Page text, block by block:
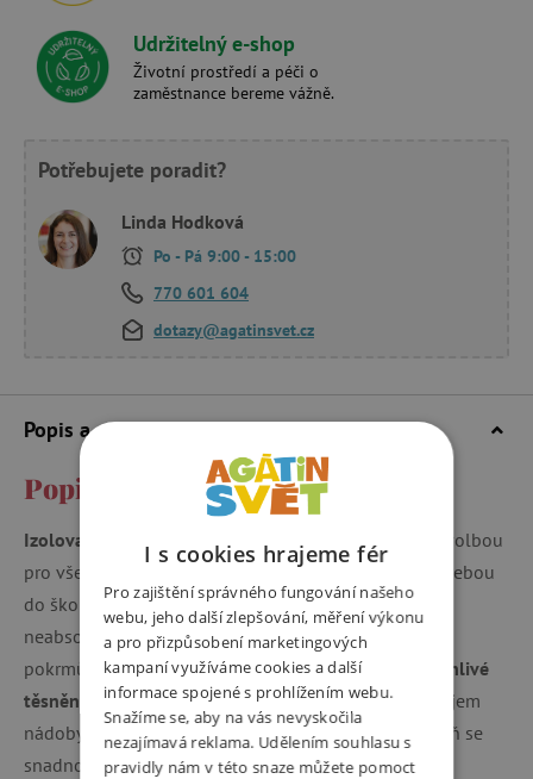
Udržitelný e-shop
Životní prostředí a péči o
zaměstnance bereme vážně.
Potřebujete poradit?
Linda Hodková
Po - Pá 9:00 - 15:00
770 601 604
dotazy@agatinsvet.cz
Popis a parametry
Popis a parametry
Izolovaná dóza na jídlo
o objemu 300 ml je ideální volbou
pro všechny, kdo si chtějí vzít teplé i studené jídlo s sebou
do školy nebo na cesty. Díky kvalitní nerezové oceli
neabsorbuje pachy a zachovává přirozenou chuť
pokrmů.
Lehká konstrukce, snadné otevírání a spolehlivé
těsnění
zajišťují pohodlné každodenní používání. Objem
nádoby je perfektní na dostatečnou svačinu a zároveň se
snadno vejde do batohu spolu s lahví na vodu.
I s cookies hrajeme fér
Pro zajištění správného fungování našeho
webu, jeho další zlepšování, měření výkonu
a pro přizpůsobení marketingových
kampaní využíváme cookies a další
informace spojené s prohlížením webu.
Snažíme se, aby na vás nevyskočila
nezajímavá reklama. Udělením souhlasu s
pravidly nám v této snaze můžete pomoct